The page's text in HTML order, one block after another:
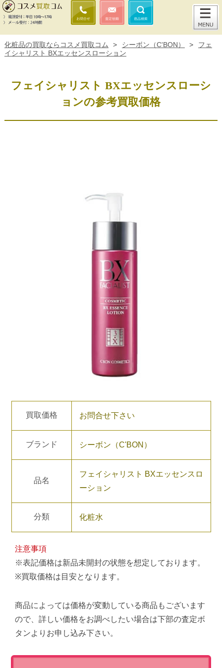
化粧品の買取ならコスメ買取コム > シーボン（C'BON） >
フェ
イシャリスト BXエッセンスローション
フェイシャリスト BXエッセンスローシ
ョンの参考買取価格
買取価格 お問合せ下さい
ブランド シーボン（C'BON）
品名
フェイシャリスト BXエッセンスロ
ーション
分類 化粧水
注意事項
※表記価格は新品未開封の状態を想定しております。
※買取価格は目安となります。
商品によっては価格が変動している商品もございます
ので、詳しい価格をお調べしたい場合は下部の査定ボ
タンよりお申し込み下さい。